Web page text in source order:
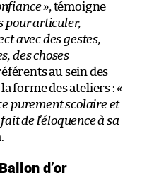
», témoigne
pour articuler,
avec des gestes,
des choses
au sein des
forme des ateliers :«
purement scolaire et
de l’éloquence à sa
d’or